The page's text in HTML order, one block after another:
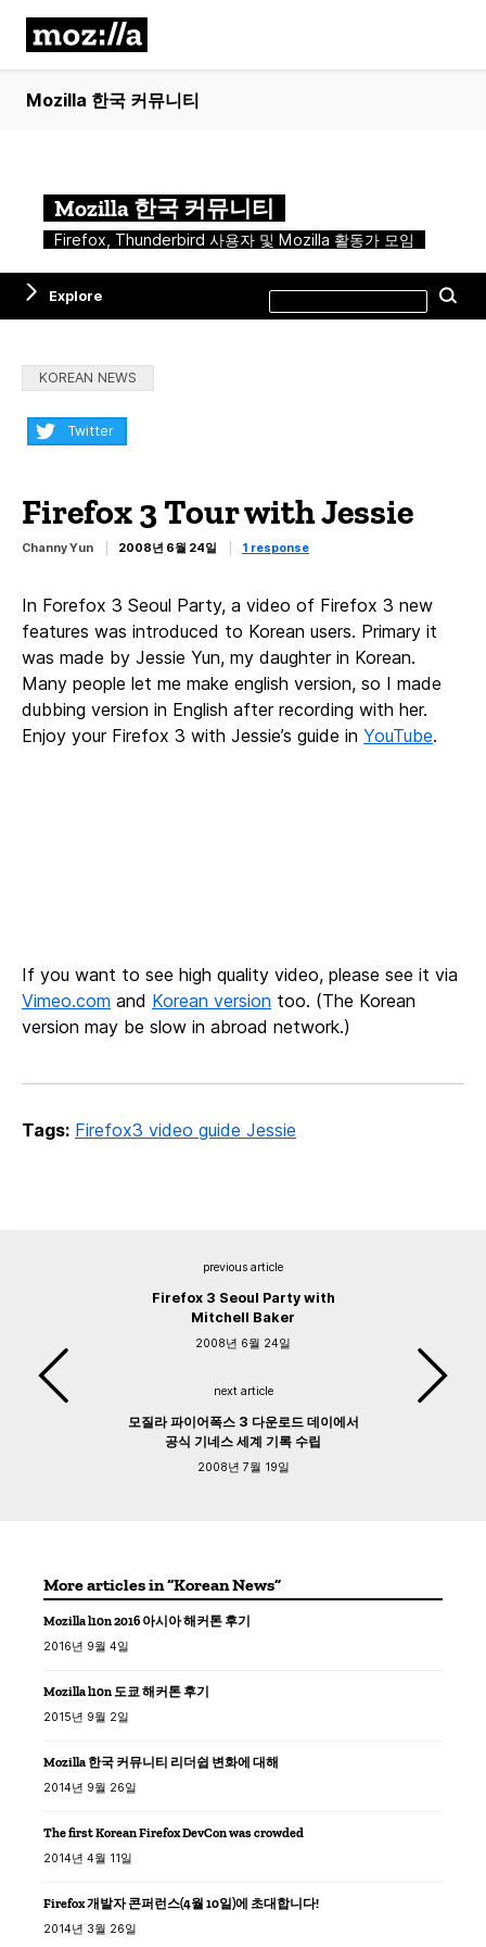
Mozilla 한국 커뮤니티
Mozilla 한국 커뮤니티
Firefox, Thunderbird 사용자 및 Mozilla 활동가 모임
Explore
this
site
Categories:
KOREAN NEWS
Share:Twitter
Firefox 3 Tour with Jessie
Channy Yun 2008년 6월 24일 1 response
In Forefox 3 Seoul Party, a video of Firefox 3 new
features was introduced to Korean users. Primary it
was made by Jessie Yun, my daughter in Korean.
Many people let me make english version, so I made
dubbing version in English after recording with her.
Enjoy your Firefox 3 with Jessie’s guide in YouTube.
If you want to see high quality video, please see it via
Vimeo.com and Korean version too. (The Korean
version may be slow in abroad network.)
Tags: Firefox3 video guide Jessie
previous article
Firefox 3 Seoul Party with
Mitchell Baker
2008년 6월 24일
next article
모질라 파이어폭스 3 다운로드 데이에서
공식 기네스 세계 기록 수립
2008년 7월 19일
More articles in “Korean News”
Mozilla l10n 2016 아시아 해커톤 후기
2016년 9월 4일
Mozilla l10n 도쿄 해커톤 후기
2015년 9월 2일
Mozilla 한국 커뮤니티 리더쉽 변화에 대해
2014년 9월 26일
The first Korean Firefox DevCon was crowded
2014년 4월 11일
Firefox 개발자 콘퍼런스(4월 10일)에 초대합니다!
2014년 3월 26일